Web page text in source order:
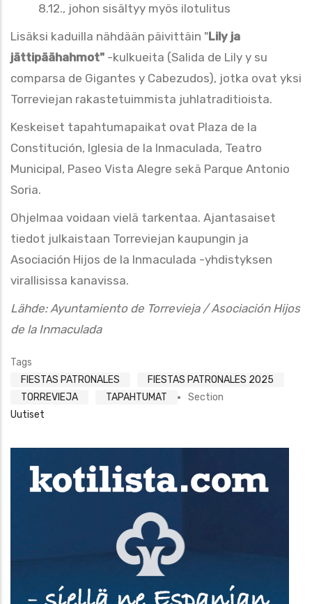
8.12., johon sisältyy myös ilotulitus
Lisäksi kaduilla nähdään päivittäin "Lily ja
jättipäähahmot" -kulkueita (Salida de Lily y su
comparsa de Gigantes y Cabezudos), jotka ovat yksi
Torreviejan rakastetuimmista juhlatraditioista.
Keskeiset tapahtumapaikat ovat Plaza de la
Constitución, Iglesia de la Inmaculada, Teatro
Municipal, Paseo Vista Alegre sekä Parque Antonio
Soria.
Ohjelmaa voidaan vielä tarkentaa. Ajantasaiset
tiedot julkaistaan Torreviejan kaupungin ja
Asociación Hijos de la Inmaculada -yhdistyksen
virallisissa kanavissa.
Lähde: Ayuntamiento de Torrevieja / Asociación Hijos
de la Inmaculada
Tags
FIESTAS PATRONALES
FIESTAS PATRONALES 2025
TORREVIEJA
TAPAHTUMAT
Section
Uutiset